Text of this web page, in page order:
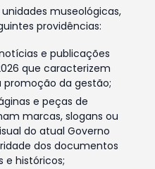
museológicas,
providências:
e publicações
que caracterizem
da gestão;
e peças de
marcas, slogans ou
do atual Governo
dos documentos
e históricos;